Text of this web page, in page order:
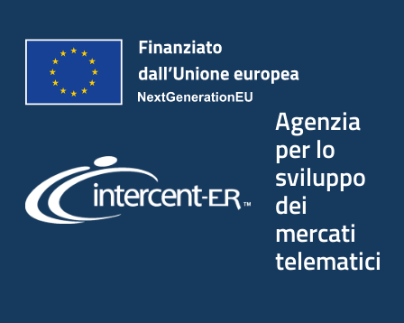
Agenzia
per lo
sviluppo
dei
mercati
telematici